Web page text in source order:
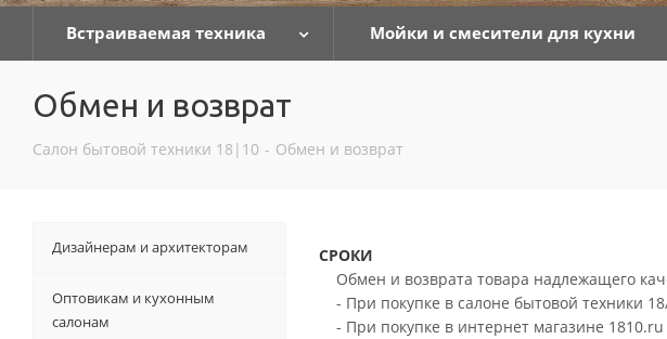
Встраиваемая техника Мойки и смесители для кухни
Обмен и возврат
Салон бытовой техники 18|10 - Обмен и возврат
СРОКИ
Обмен и возврата товара надлежащего
- При покупке в салоне бытовой техники
- При покупке в интернет магазине
Дизайнерам и архитекторам
Оптовикам и кухонным
салонам